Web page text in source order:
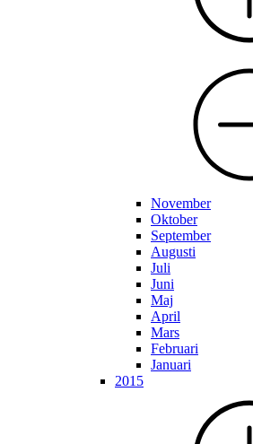
November
Oktober
September
Augusti
Juli
Juni
Maj
April
Mars
Februari
Januari
2015